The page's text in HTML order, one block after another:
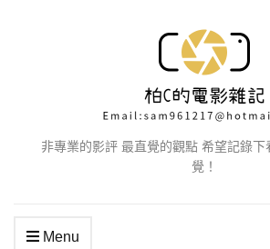
非專業的影評 最直覺的觀點 希望記錄
覺！
Menu